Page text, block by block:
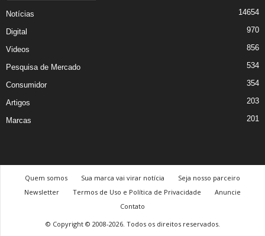
Notícias 14654
Digital 970
Videos 856
Pesquisa de Mercado 534
Consumidor 354
Artigos 203
Marcas 201
Quem somos Sua marca vai virar notícia
Seja nosso parceiro
Newsletter
Termos de Uso e Política de Privacidade
Anuncie
Contato
© Copyright © 2008-2026. Todos os direitos reservados.